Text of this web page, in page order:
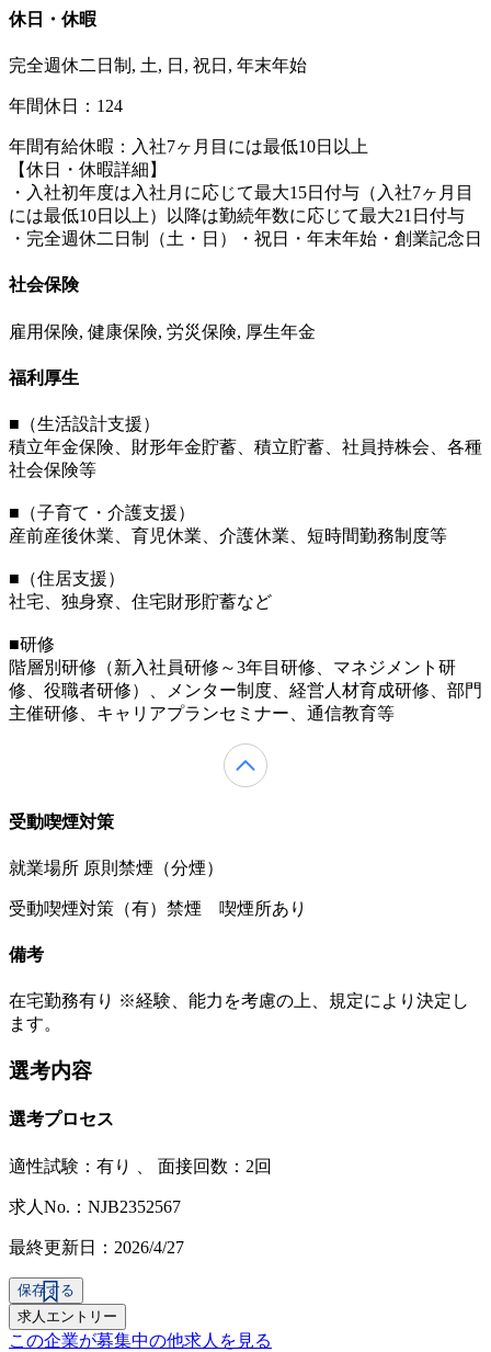
休日・休暇
完全週休二日制, 土, 日, 祝日, 年末年始
年間休日：124
年間有給休暇：入社7ヶ月目には最低10日以上
【休日・休暇詳細】
・入社初年度は入社月に応じて最大15日付与（入社7ヶ月目
には最低10日以上）以降は勤続年数に応じて最大21日付与
・完全週休二日制（土・日）・祝日・年末年始・創業記念日
社会保険
雇用保険, 健康保険, 労災保険, 厚生年金
福利厚生
■（生活設計支援）
積立年金保険、財形年金貯蓄、積立貯蓄、社員持株会、各種
社会保険等
■（子育て・介護支援）
産前産後休業、育児休業、介護休業、短時間勤務制度等
■（住居支援）
社宅、独身寮、住宅財形貯蓄など
■研修
階層別研修（新入社員研修～3年目研修、マネジメント研
修、役職者研修）、メンター制度、経営人材育成研修、部門
主催研修、キャリアプランセミナー、通信教育等
受動喫煙対策
就業場所 原則禁煙（分煙）
受動喫煙対策（有）禁煙 喫煙所あり
備考
在宅勤務有り ※経験、能力を考慮の上、規定により決定し
ます。
選考内容
選考プロセス
適性試験： 有り 面接回数：2回
求人No.：NJB2352567
最終更新日：2026/4/27
保存する
求人エントリー
この企業が募集中の他求人を見る